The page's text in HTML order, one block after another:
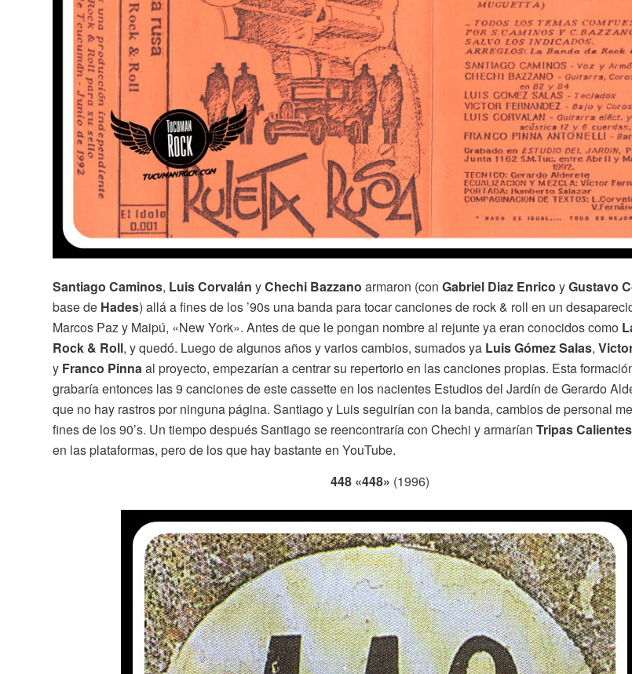
Santiago Caminos, Luis Corvalán yChechi Bazzano armaron (con Gabriel Diaz Enrico yGustavo
base de Hades) allá a fines de los ’90s una banda para tocar canciones de rock & roll en un
Marcos Paz y Maipú, «New York». Antes de que le pongan nombre al rejunte ya eran conocidos como
Rock & Roll, y quedó. Luego de algunos años y varios cambios, sumados ya Luis Gómez Salas,
y Franco Pinnaal proyecto, empezarían a centrar su repertorio en las canciones propias. Esta
grabaría entonces las 9 canciones de este cassette en los nacientes Estudios del Jardín de Gerardo
que no hay rastros por ninguna página. Santiago y Luis seguirían con la banda, cambios de personal
fines de los 90’s. Un tiempo después Santiago se reencontraría con Chechi y armarían Tripas Calientes
en las plataformas, pero de los que hay bastante en YouTube.
448 «448» (1996)